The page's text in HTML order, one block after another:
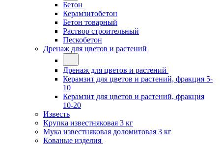
Бетон
Керамзитобетон
Бетон товарный
Раствор строительный
Пескобетон
Дренаж для цветов и растений
Дренаж для цветов и растений
Керамзит для цветов и растений, фракция 5-
10
Керамзит для цветов и растений, фракция
10-20
Известь
Крупка известняковая 3 кг
Мука известняковая доломитовая 3 кг
Кованые изделия